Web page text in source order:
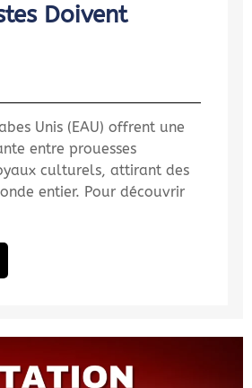
Doivent
Unis (EAU) offrent une
entre prouesses
culturels, attirant des
entier. Pour découvrir